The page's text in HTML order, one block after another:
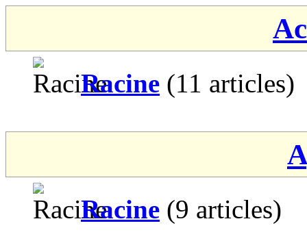
Racine (11 articles)
Racine (9 articles)